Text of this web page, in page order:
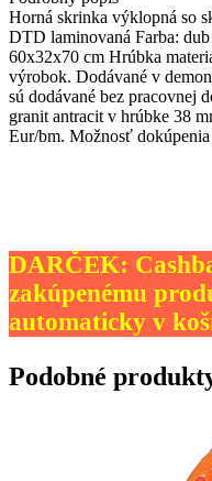
Horná skrinka výklopná so
DTD laminovaná Farba:
60x32x70 cm Hrúbka
výrobok. Dodávané v
sú dodávané bez pracovnej
granit antracit v hrúbke 38
Eur/bm. Možnosť
DARČEK:
zakúpenému
automaticky v
Podobné